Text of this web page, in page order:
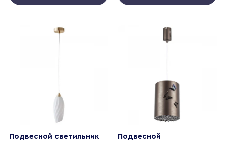
Подвесной светильник
Подвесной